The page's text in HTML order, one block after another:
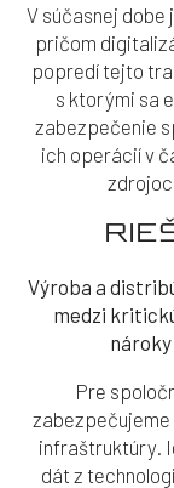
V súčasnej
pričom
popredí tejto
s ktorými sa
zabezpečenie
ich operácií v
Výroba a
medzi
Pre
zabezpečujeme
infraštruktúry.
dát z